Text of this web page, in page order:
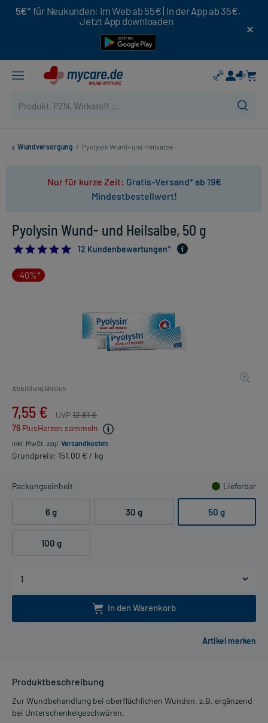
5€* für Neukunden: Im Web ab 55€ | In der App ab 35€.
Jetzt App downloaden
Wundversorgung / Pyolysin Wund- und Heilsalbe
Nur für kurze Zeit: Gratis-Versand* ab 19€
Mindestbestellwert!
Pyolysin Wund- und Heilsalbe, 50 g
5.0
12 Kundenbewertungen*
-40%*
Abbildung ähnlich
7,55 € UVP12,61 €
76 PlusHerzen sammeln
inkl. MwSt. zzgl. Versandkosten
Grundpreis: 151,00 € / kg
Packungseinheit Lieferbar
6 g 30 g 50 g
100 g
In den Warenkorb
Produktbeschreibung
Zur Wundbehandlung bei oberflächlichen Wunden, z.B. ergänzend
bei Unterschenkelgeschwüren.